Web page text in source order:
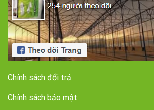
Chính sách đổi trả
Chính sách bảo mật